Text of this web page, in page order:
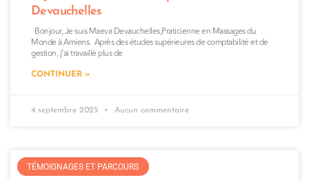
Devauchelles
Bonjour, Je suis Maeva Devauchelles,Praticienne en Massages du
Monde à Amiens. Après des études supérieures de comptabilité et de
gestion, j’ai travaillé plus de
CONTINUER »
4 septembre 2025 Aucun commentaire
TÉMOIGNAGES ET PARCOURS